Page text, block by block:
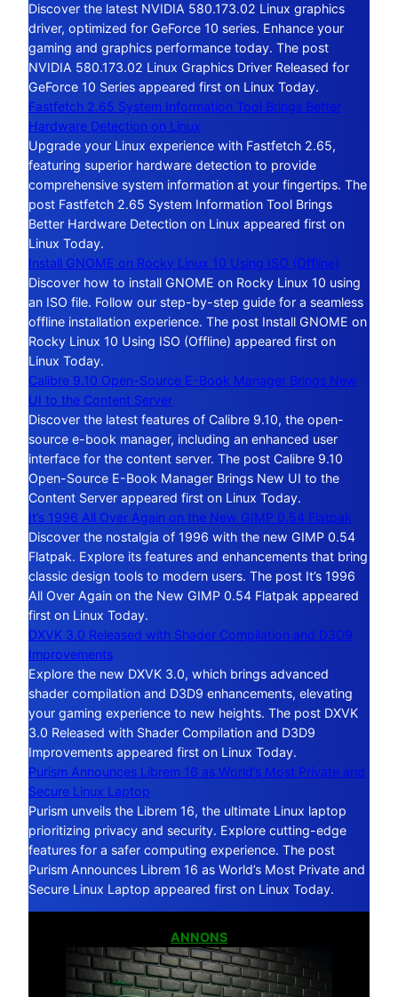
Discover the latest NVIDIA 580.173.02 Linux graphics
driver, optimized for GeForce 10 series. Enhance your
gaming and graphics performance today. The post
NVIDIA 580.173.02 Linux Graphics Driver Released for
GeForce 10 Series appeared first on Linux Today.
Fastfetch 2.65 System Information Tool Brings Better
Hardware Detection on Linux
Upgrade your Linux experience with Fastfetch 2.65,
featuring superior hardware detection to provide
comprehensive system information at your fingertips. The
post Fastfetch 2.65 System Information Tool Brings
Better Hardware Detection on Linux appeared first on
Linux Today.
Install GNOME on Rocky Linux 10 Using ISO (Offline)
Discover how to install GNOME on Rocky Linux 10 using
an ISO file. Follow our step-by-step guide for a seamless
offline installation experience. The post Install GNOME on
Rocky Linux 10 Using ISO (Offline) appeared first on
Linux Today.
Calibre 9.10 Open-Source E-Book Manager Brings New
UI to the Content Server
Discover the latest features of Calibre 9.10, the open-
source e-book manager, including an enhanced user
interface for the content server. The post Calibre 9.10
Open-Source E-Book Manager Brings New UI to the
Content Server appeared first on Linux Today.
It’s 1996 All Over Again on the New GIMP 0.54 Flatpak
Discover the nostalgia of 1996 with the new GIMP 0.54
Flatpak. Explore its features and enhancements that bring
classic design tools to modern users. The post It’s 1996
All Over Again on the New GIMP 0.54 Flatpak appeared
first on Linux Today.
DXVK 3.0 Released with Shader Compilation and D3D9
Improvements
Explore the new DXVK 3.0, which brings advanced
shader compilation and D3D9 enhancements, elevating
your gaming experience to new heights. The post DXVK
3.0 Released with Shader Compilation and D3D9
Improvements appeared first on Linux Today.
Purism Announces Librem 16 as World’s Most Private and
Secure Linux Laptop
Purism unveils the Librem 16, the ultimate Linux laptop
prioritizing privacy and security. Explore cutting-edge
features for a safer computing experience. The post
Purism Announces Librem 16 as World’s Most Private and
Secure Linux Laptop appeared first on Linux Today.
ANNONS